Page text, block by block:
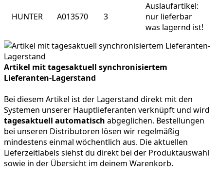
HUNTER A013570 3
Auslaufartikel:
nur lieferbar
was lagernd ist!
Artikel mit tagesaktuell synchronisiertem
Lieferanten-Lagerstand
Bei diesem Artikel ist der Lagerstand direkt mit den
Systemen unserer Hauptlieferanten verknüpft und wird
tagesaktuell automatisch abgeglichen. Bestellungen
bei unseren Distributoren lösen wir regelmäßig
mindestens einmal wöchentlich aus. Die aktuellen
Lieferzeitlabels siehst du direkt bei der Produktauswahl
sowie in der Übersicht im deinem Warenkorb.